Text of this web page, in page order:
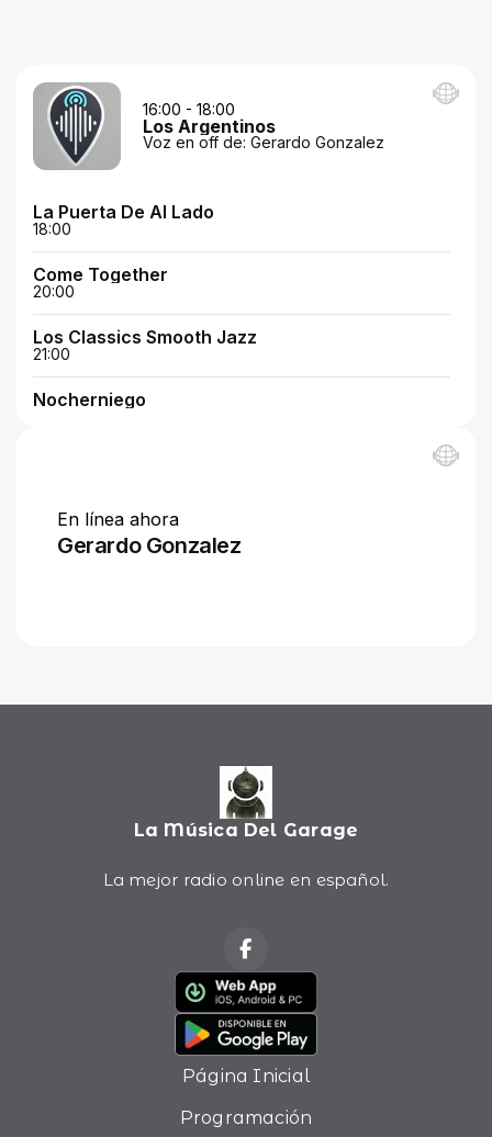
La Música Del Garage
La mejor radio online en español.
Página Inicial
Programación